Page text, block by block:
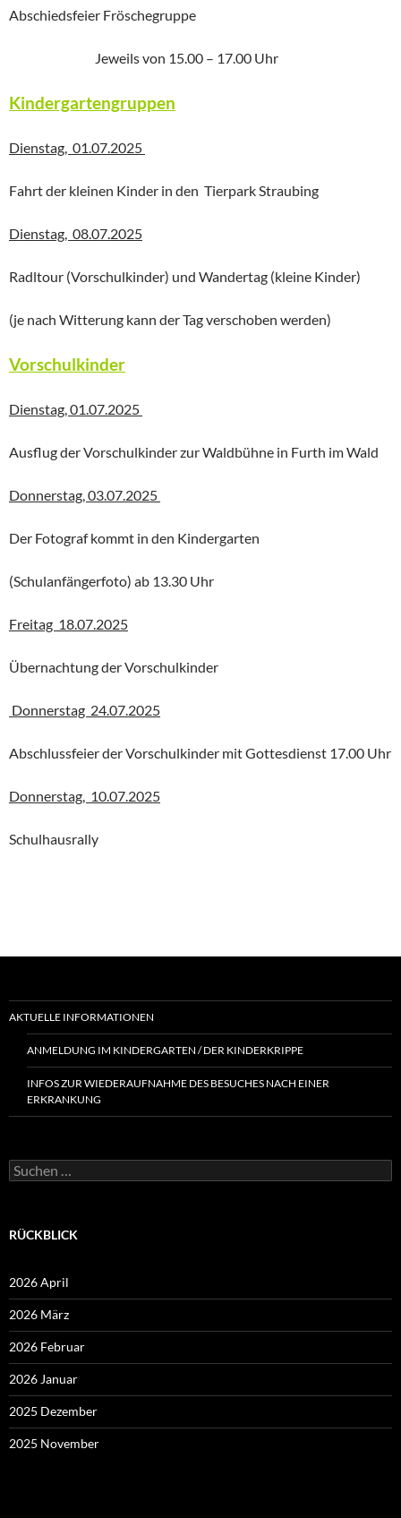
Abschiedsfeier Fröschegruppe
Jeweils von 15.00 – 17.00 Uhr
Kindergartengruppen
Dienstag, 01.07.2025
Fahrt der kleinen Kinder in den Tierpark Straubing
Dienstag, 08.07.2025
Radltour (Vorschulkinder) und Wandertag (kleine Kinder)
(je nach Witterung kann der Tag verschoben werden)
Vorschulkinder
Dienstag, 01.07.2025
Ausflug der Vorschulkinder zur Waldbühne in Furth im Wald
Donnerstag, 03.07.2025
Der Fotograf kommt in den Kindergarten
(Schulanfängerfoto) ab 13.30 Uhr
Freitag 18.07.2025
Übernachtung der Vorschulkinder
Donnerstag 24.07.2025
Abschlussfeier der Vorschulkinder mit Gottesdienst 17.00 Uhr
Donnerstag, 10.07.2025
Schulhausrally
AKTUELLE INFORMATIONEN
ANMELDUNG IM KINDERGARTEN / DER KINDERKRIPPE
INFOS ZUR WIEDERAUFNAHME DES BESUCHES NACH EINER
ERKRANKUNG
Suchen
nach:
RÜCKBLICK
2026 April
2026 März
2026 Februar
2026 Januar
2025 Dezember
2025 November